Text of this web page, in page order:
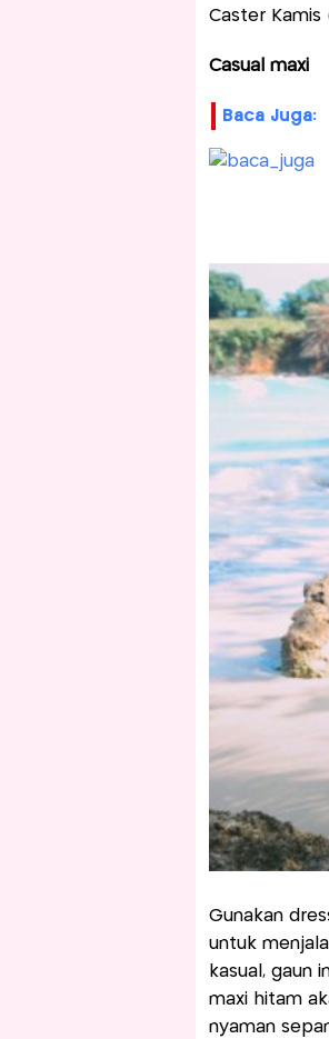
Caster Kamis
Casual maxi
Baca Juga:
Gunakan
untuk
kasual, gaun
maxi hitam
nyaman